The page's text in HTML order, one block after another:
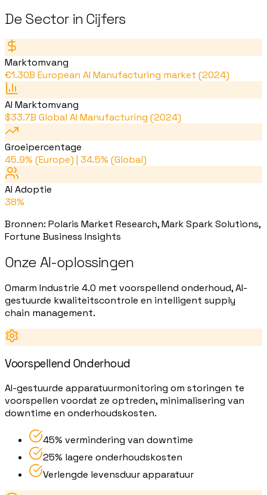
De Sector in Cijfers
Marktomvang
€1.30B European AI Manufacturing market (2024)
AI Marktomvang
$33.7B Global AI Manufacturing (2024)
Groeipercentage
45.9% (Europe) | 34.5% (Global)
AI Adoptie
38%
Bronnen: Polaris Market Research, Mark Spark Solutions,
Fortune Business Insights
Onze AI-oplossingen
Omarm Industrie 4.0 met voorspellend onderhoud, AI-
gestuurde kwaliteitscontrole en intelligent supply
chain management.
Voorspellend Onderhoud
AI-gestuurde apparatuurmonitoring om storingen te
voorspellen voordat ze optreden, minimalisering van
downtime en onderhoudskosten.
45% vermindering van downtime
25% lagere onderhoudskosten
Verlengde levensduur apparatuur